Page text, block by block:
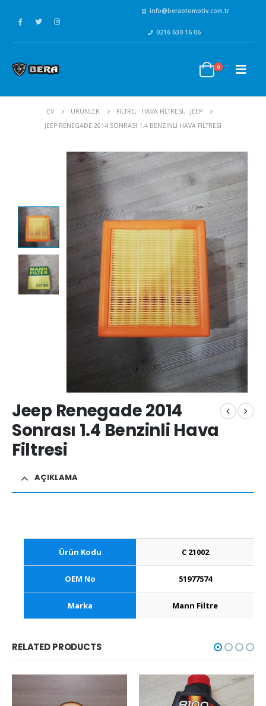
info@beraotomotiv.com.tr
0216 630 16 06
0
EV ÜRÜNLER FİLTRE, HAVA FİLTRESİ,
JEEP
JEEP RENEGADE 2014 SONRASI 1.4 BENZINLI HAVA FILTRESI
Jeep Renegade 2014
Sonrası 1.4 Benzinli Hava
Filtresi
AÇIKLAMA
Ürün Kodu C 21002
OEM No 51977574
Marka Mann Filtre
RELATED PRODUCTS